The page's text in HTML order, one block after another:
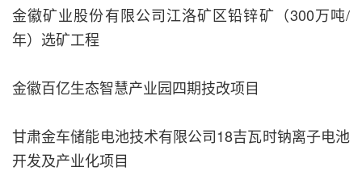
金徽矿业股份有限公司江洛矿区铅锌矿（300万吨/
年）选矿工程
金徽百亿生态智慧产业园四期技改项目
甘肃金车储能电池技术有限公司18吉瓦时钠离子电池
开发及产业化项目